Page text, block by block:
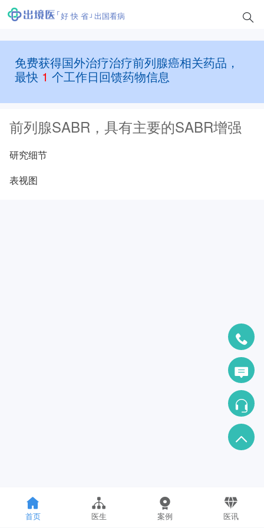
好 快 省 出国看病
免费获得国外治疗治疗前列腺癌相关药品，
最快 1 个工作日回馈药物信息
前列腺SABR，具有主要的SABR增强
研究细节
表视图
首页 医生 案例 医讯